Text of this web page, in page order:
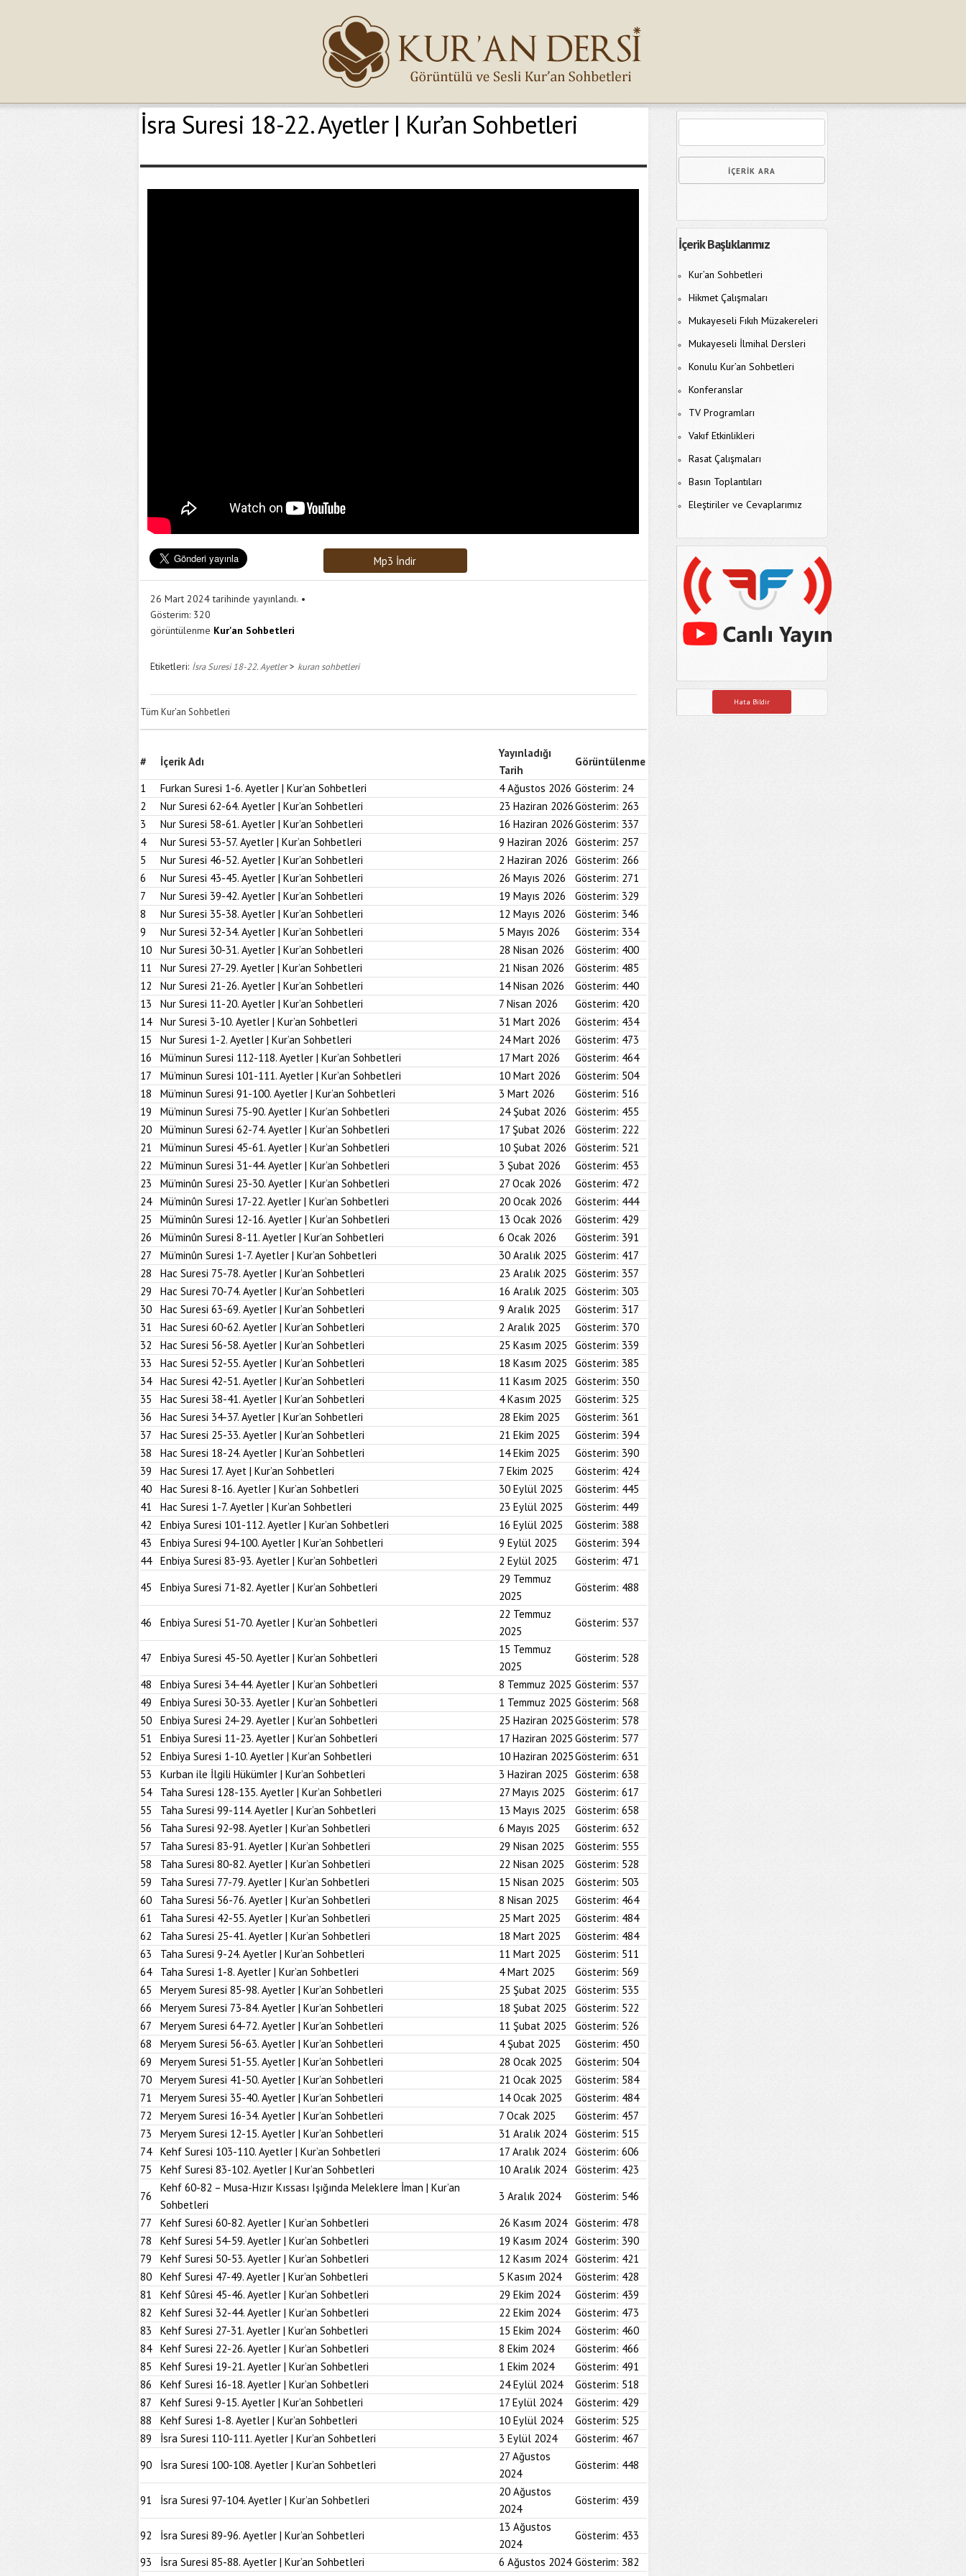
İsra Suresi 18-22. Ayetler | Kur’an Sohbetleri
Mp3 İndir
26 Mart 2024 tarihinde yayınlandı.
Gösterim: 320
görüntülenme Kur'an Sohbetleri
Etiketleri: İsra Suresi 18-22. Ayetler> kuran sohbetleri
Tüm Kur'an Sohbetleri
# İçerik Adı
Yayınladığı
Tarih
Görüntülenme
1
Furkan Suresi 1-6. Ayetler | Kur’an Sohbetleri 4 Ağustos 2026 Gösterim: 24
2
Nur Suresi 62-64. Ayetler | Kur’an Sohbetleri 23 Haziran 2026Gösterim: 263
3
Nur Suresi 58-61. Ayetler | Kur’an Sohbetleri 16 Haziran 2026Gösterim: 337
4
Nur Suresi 53-57. Ayetler | Kur’an Sohbetleri 9 Haziran 2026 Gösterim: 257
5
Nur Suresi 46-52. Ayetler | Kur’an Sohbetleri 2 Haziran 2026 Gösterim: 266
6
Nur Suresi 43-45. Ayetler | Kur’an Sohbetleri 26 Mayıs 2026 Gösterim: 271
7
Nur Suresi 39-42. Ayetler | Kur’an Sohbetleri 19 Mayıs 2026 Gösterim: 329
8
Nur Suresi 35-38. Ayetler | Kur’an Sohbetleri 12 Mayıs 2026 Gösterim: 346
9
Nur Suresi 32-34. Ayetler | Kur’an Sohbetleri 5 Mayıs 2026 Gösterim: 334
10
Nur Suresi 30-31. Ayetler | Kur’an Sohbetleri 28 Nisan 2026 Gösterim: 400
11
Nur Suresi 27-29. Ayetler | Kur’an Sohbetleri 21 Nisan 2026 Gösterim: 485
12
Nur Suresi 21-26. Ayetler | Kur’an Sohbetleri 14 Nisan 2026 Gösterim: 440
13
Nur Suresi 11-20. Ayetler | Kur’an Sohbetleri 7 Nisan 2026 Gösterim: 420
14
Nur Suresi 3-10. Ayetler | Kur’an Sohbetleri 31 Mart 2026 Gösterim: 434
15
Nur Suresi 1-2. Ayetler | Kur’an Sohbetleri 24 Mart 2026 Gösterim: 473
16
Mü’minun Suresi 112-118. Ayetler | Kur’an Sohbetleri 17 Mart 2026 Gösterim: 464
17
Mü’minun Suresi 101-111. Ayetler | Kur’an Sohbetleri 10 Mart 2026 Gösterim: 504
18
Mü’minun Suresi 91-100. Ayetler | Kur’an Sohbetleri 3 Mart 2026 Gösterim: 516
19
Mü’minun Suresi 75-90. Ayetler | Kur’an Sohbetleri 24 Şubat 2026 Gösterim: 455
20
Mü’minun Suresi 62-74. Ayetler | Kur’an Sohbetleri 17 Şubat 2026 Gösterim: 222
21
Mü’minun Suresi 45-61. Ayetler | Kur’an Sohbetleri 10 Şubat 2026 Gösterim: 521
22
Mü’minun Suresi 31-44. Ayetler | Kur’an Sohbetleri 3 Şubat 2026 Gösterim: 453
23
Mü’minûn Suresi 23-30. Ayetler | Kur’an Sohbetleri 27 Ocak 2026 Gösterim: 472
24
Mü’minûn Suresi 17-22. Ayetler | Kur’an Sohbetleri 20 Ocak 2026 Gösterim: 444
25
Mü’minûn Suresi 12-16. Ayetler | Kur’an Sohbetleri 13 Ocak 2026 Gösterim: 429
26
Mü’minûn Suresi 8-11. Ayetler | Kur’an Sohbetleri 6 Ocak 2026 Gösterim: 391
27
Mü’minûn Suresi 1-7. Ayetler | Kur’an Sohbetleri 30 Aralık 2025 Gösterim: 417
28
Hac Suresi 75-78. Ayetler | Kur’an Sohbetleri 23 Aralık 2025 Gösterim: 357
29
Hac Suresi 70-74. Ayetler | Kur’an Sohbetleri 16 Aralık 2025 Gösterim: 303
30
Hac Suresi 63-69. Ayetler | Kur’an Sohbetleri 9 Aralık 2025 Gösterim: 317
31
Hac Suresi 60-62. Ayetler | Kur’an Sohbetleri 2 Aralık 2025 Gösterim: 370
32
Hac Suresi 56-58. Ayetler | Kur’an Sohbetleri 25 Kasım 2025 Gösterim: 339
33
Hac Suresi 52-55. Ayetler | Kur’an Sohbetleri 18 Kasım 2025 Gösterim: 385
34
Hac Suresi 42-51. Ayetler | Kur’an Sohbetleri 11 Kasım 2025 Gösterim: 350
35
Hac Suresi 38-41. Ayetler | Kur’an Sohbetleri 4 Kasım 2025 Gösterim: 325
36
Hac Suresi 34-37. Ayetler | Kur’an Sohbetleri 28 Ekim 2025 Gösterim: 361
37
Hac Suresi 25-33. Ayetler | Kur’an Sohbetleri 21 Ekim 2025 Gösterim: 394
38
Hac Suresi 18-24. Ayetler | Kur’an Sohbetleri 14 Ekim 2025 Gösterim: 390
39
Hac Suresi 17. Ayet | Kur’an Sohbetleri 7 Ekim 2025 Gösterim: 424
40
Hac Suresi 8-16. Ayetler | Kur’an Sohbetleri 30 Eylül 2025 Gösterim: 445
41
Hac Suresi 1-7. Ayetler | Kur’an Sohbetleri 23 Eylül 2025 Gösterim: 449
42
Enbiya Suresi 101-112. Ayetler | Kur’an Sohbetleri 16 Eylül 2025 Gösterim: 388
43
Enbiya Suresi 94-100. Ayetler | Kur’an Sohbetleri 9 Eylül 2025 Gösterim: 394
44
Enbiya Suresi 83-93. Ayetler | Kur’an Sohbetleri 2 Eylül 2025 Gösterim: 471
45
Enbiya Suresi 71-82. Ayetler | Kur’an Sohbetleri
29 Temmuz
2025
Gösterim: 488
46 Enbiya Suresi 51-70. Ayetler | Kur’an Sohbetleri
22 Temmuz
2025
Gösterim: 537
47 Enbiya Suresi 45-50. Ayetler | Kur’an Sohbetleri
15 Temmuz
2025
Gösterim: 528
48
Enbiya Suresi 34-44. Ayetler | Kur’an Sohbetleri 8 Temmuz 2025 Gösterim: 537
49
Enbiya Suresi 30-33. Ayetler | Kur’an Sohbetleri 1 Temmuz 2025 Gösterim: 568
50
Enbiya Suresi 24-29. Ayetler | Kur’an Sohbetleri 25 Haziran 2025Gösterim: 578
51
Enbiya Suresi 11-23. Ayetler | Kur’an Sohbetleri 17 Haziran 2025 Gösterim: 577
52
Enbiya Suresi 1-10. Ayetler | Kur’an Sohbetleri 10 Haziran 2025Gösterim: 631
53
Kurban ile İlgili Hükümler | Kur’an Sohbetleri 3 Haziran 2025 Gösterim: 638
54
Taha Suresi 128-135. Ayetler | Kur’an Sohbetleri 27 Mayıs 2025 Gösterim: 617
55
Taha Suresi 99-114. Ayetler | Kur’an Sohbetleri 13 Mayıs 2025 Gösterim: 658
56
Taha Suresi 92-98. Ayetler | Kur’an Sohbetleri 6 Mayıs 2025 Gösterim: 632
57
Taha Suresi 83-91. Ayetler | Kur’an Sohbetleri 29 Nisan 2025 Gösterim: 555
58
Taha Suresi 80-82. Ayetler | Kur’an Sohbetleri 22 Nisan 2025 Gösterim: 528
59
Taha Suresi 77-79. Ayetler | Kur’an Sohbetleri 15 Nisan 2025 Gösterim: 503
60
Taha Suresi 56-76. Ayetler | Kur’an Sohbetleri 8 Nisan 2025 Gösterim: 464
61
Taha Suresi 42-55. Ayetler | Kur’an Sohbetleri 25 Mart 2025 Gösterim: 484
62
Taha Suresi 25-41. Ayetler | Kur’an Sohbetleri 18 Mart 2025 Gösterim: 484
63
Taha Suresi 9-24. Ayetler | Kur’an Sohbetleri 11 Mart 2025 Gösterim: 511
64
Taha Suresi 1-8. Ayetler | Kur’an Sohbetleri 4 Mart 2025 Gösterim: 569
65
Meryem Suresi 85-98. Ayetler | Kur’an Sohbetleri 25 Şubat 2025 Gösterim: 535
66
Meryem Suresi 73-84. Ayetler | Kur’an Sohbetleri 18 Şubat 2025 Gösterim: 522
67
Meryem Suresi 64-72. Ayetler | Kur’an Sohbetleri 11 Şubat 2025 Gösterim: 526
68
Meryem Suresi 56-63. Ayetler | Kur’an Sohbetleri 4 Şubat 2025 Gösterim: 450
69
Meryem Suresi 51-55. Ayetler | Kur’an Sohbetleri 28 Ocak 2025 Gösterim: 504
70
Meryem Suresi 41-50. Ayetler | Kur’an Sohbetleri 21 Ocak 2025 Gösterim: 584
71
Meryem Suresi 35-40. Ayetler | Kur’an Sohbetleri 14 Ocak 2025 Gösterim: 484
72
Meryem Suresi 16-34. Ayetler | Kur’an Sohbetleri 7 Ocak 2025 Gösterim: 457
73
Meryem Suresi 12-15. Ayetler | Kur’an Sohbetleri 31 Aralık 2024 Gösterim: 515
74
Kehf Suresi 103-110. Ayetler | Kur’an Sohbetleri 17 Aralık 2024 Gösterim: 606
75
Kehf Suresi 83-102. Ayetler | Kur’an Sohbetleri 10 Aralık 2024 Gösterim: 423
76
Kehf 60-82 – Musa-Hızır Kıssası Işığında Meleklere İman | Kur’an
Sohbetleri
3 Aralık 2024 Gösterim: 546
77
Kehf Suresi 60-82. Ayetler | Kur’an Sohbetleri 26 Kasım 2024 Gösterim: 478
78
Kehf Suresi 54-59. Ayetler | Kur’an Sohbetleri 19 Kasım 2024 Gösterim: 390
79
Kehf Suresi 50-53. Ayetler | Kur’an Sohbetleri 12 Kasım 2024 Gösterim: 421
80
Kehf Suresi 47-49. Ayetler | Kur’an Sohbetleri 5 Kasım 2024 Gösterim: 428
81
Kehf Sûresi 45-46. Ayetler | Kur’an Sohbetleri 29 Ekim 2024 Gösterim: 439
82
Kehf Suresi 32-44. Ayetler | Kur’an Sohbetleri 22 Ekim 2024 Gösterim: 473
83
Kehf Suresi 27-31. Ayetler | Kur’an Sohbetleri 15 Ekim 2024 Gösterim: 460
84
Kehf Suresi 22-26. Ayetler | Kur’an Sohbetleri 8 Ekim 2024 Gösterim: 466
85
Kehf Suresi 19-21. Ayetler | Kur’an Sohbetleri 1 Ekim 2024 Gösterim: 491
86
Kehf Suresi 16-18. Ayetler | Kur’an Sohbetleri 24 Eylül 2024 Gösterim: 518
87
Kehf Suresi 9-15. Ayetler | Kur’an Sohbetleri 17 Eylül 2024 Gösterim: 429
88
Kehf Suresi 1-8. Ayetler | Kur’an Sohbetleri 10 Eylül 2024 Gösterim: 525
89
İsra Suresi 110-111. Ayetler | Kur’an Sohbetleri 3 Eylül 2024 Gösterim: 467
90
İsra Suresi 100-108. Ayetler | Kur’an Sohbetleri
27 Ağustos
2024
Gösterim: 448
91 İsra Suresi 97-104. Ayetler | Kur’an Sohbetleri
20 Ağustos
2024
Gösterim: 439
92 İsra Suresi 89-96. Ayetler | Kur’an Sohbetleri
13 Ağustos
2024
Gösterim: 433
93
İsra Suresi 85-88. Ayetler | Kur’an Sohbetleri 6 Ağustos 2024 Gösterim: 382
İçerik Başlıklarımız
Kur’an Sohbetleri
Hikmet Çalışmaları
Mukayeseli Fıkıh Müzakereleri
Mukayeseli İlmihal Dersleri
Konulu Kur’an Sohbetleri
Konferanslar
TV Programları
Vakıf Etkinlikleri
Rasat Çalışmaları
Basın Toplantıları
Eleştiriler ve Cevaplarımız
Hata Bildir